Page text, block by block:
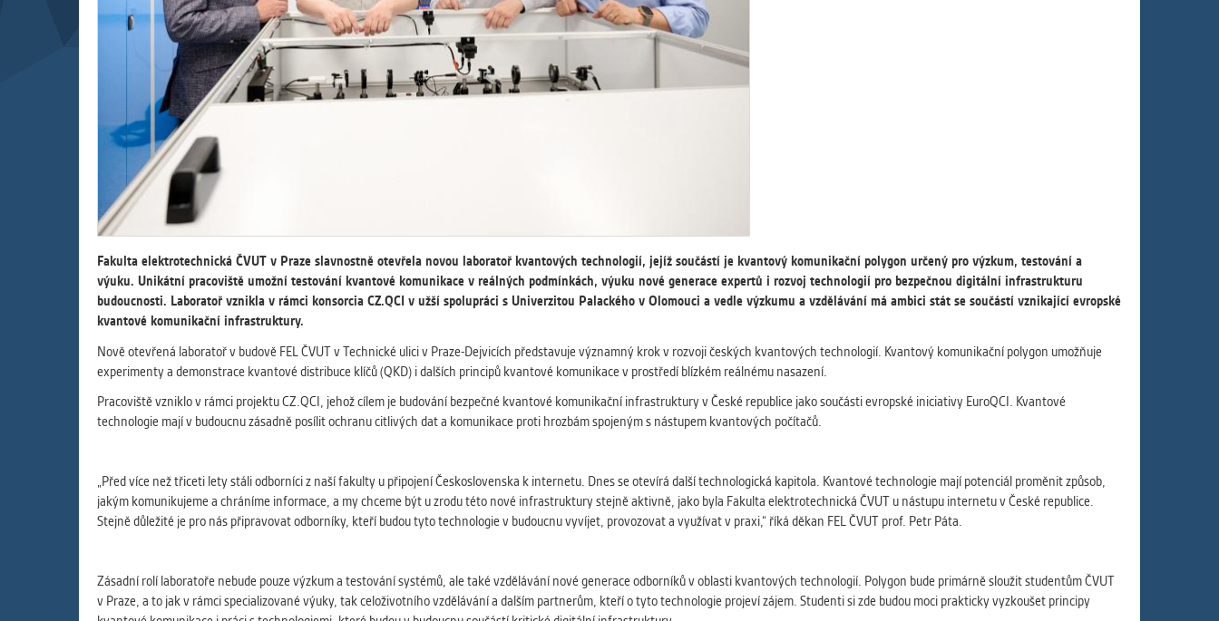
Slouží pro získávání anonymizovaných statistických údajů, které nám
pomáhají vylepšovat naše aplikace. Zpravidla jde o cookies systémů třetích
stran, které k těmto účelům využíváme.
MARKETINGOVÉ
zůstala prázdná a všechny cookies byly přiřazeny do některé z kategorií
uvedených výše.
Fakulta elektrotechnická ČVUT v Praze slavnostně otevřela novou laboratoř kvantových technologií, jejíž součástí je kvantový komunikační polygon určený pro výzkum, testování a
výuku. Unikátní pracoviště umožní testování kvantové komunikace v reálných podmínkách, výuku nové generace expertů i rozvoj technologií pro bezpečnou digitální infrastrukturu
budoucnosti. Laboratoř vznikla v rámci konsorcia CZ.QCI v užší spolupráci s Univerzitou Palackého v Olomouci a vedle výzkumu a vzdělávání má ambici stát se součástí vznikající evropské
kvantové komunikační infrastruktury.
Nově otevřená laboratoř v budově FEL ČVUT v Technické ulici v Praze-Dejvicích představuje významný krok v rozvoji českých kvantových technologií. Kvantový komunikační polygon umožňuje
experimenty a demonstrace kvantové distribuce klíčů (QKD) i dalších principů kvantové komunikace v prostředí blízkém reálnému nasazení.
Pracoviště vzniklo v rámci projektu CZ.QCI, jehož cílem je budování bezpečné kvantové komunikační infrastruktury v České republice jako součásti evropské iniciativy EuroQCI. Kvantové
technologie mají v budoucnu zásadně posílit ochranu citlivých dat a komunikace proti hrozbám spojeným s nástupem kvantových počítačů.
„Před více než třiceti lety stáli odborníci z naší fakulty u připojení Československa k internetu. Dnes se otevírá další technologická kapitola. Kvantové technologie mají potenciál proměnit způsob,
jakým komunikujeme a chráníme informace, a my chceme být u zrodu této nové infrastruktury stejně aktivně, jako byla Fakulta elektrotechnická ČVUT u nástupu internetu v České republice.
Stejně důležité je pro nás připravovat odborníky, kteří budou tyto technologie v budoucnu vyvíjet, provozovat a využívat v praxi,“ říká děkan FEL ČVUT prof. Petr Páta.
Zásadní rolí laboratoře nebude pouze výzkum a testování systémů, ale také vzdělávání nové generace odborníků v oblasti kvantových technologií. Polygon bude primárně sloužit studentům ČVUT
v Praze, a to jak v rámci specializované výuky, tak celoživotního vzdělávání a dalším partnerům, kteří o tyto technologie projeví zájem. Studenti si zde budou moci prakticky vyzkoušet principy